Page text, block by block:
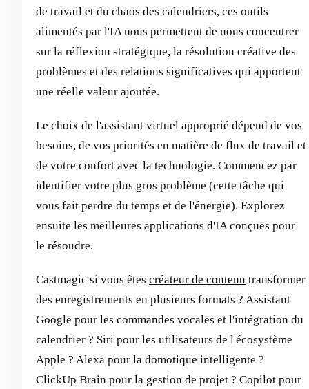
de travail et du chaos des calendriers, ces outils
alimentés par l'IA nous permettent de nous concentrer
sur la réflexion stratégique, la résolution créative des
problèmes et des relations significatives qui apportent
une réelle valeur ajoutée.
Le choix de l'assistant virtuel approprié dépend de vos
besoins, de vos priorités en matière de flux de travail et
de votre confort avec la technologie. Commencez par
identifier votre plus gros problème (cette tâche qui
vous fait perdre du temps et de l'énergie). Explorez
ensuite les meilleures applications d'IA conçues pour
le résoudre.
Castmagic si vous êtes créateur de contenu transformer
des enregistrements en plusieurs formats ? Assistant
Google pour les commandes vocales et l'intégration du
calendrier ? Siri pour les utilisateurs de l'écosystème
Apple ? Alexa pour la domotique intelligente ?
ClickUp Brain pour la gestion de projet ? Copilot pour